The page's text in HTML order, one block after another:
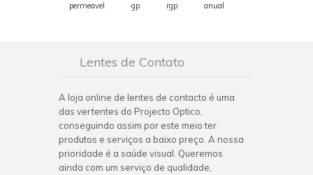
permeavel gp rgp anual
Lentes de Contato
A loja online de lentes de contacto é uma
das vertentes do Projecto Optico,
conseguindo assim por este meio ter
produtos e serviços a baixo preço. A nossa
prioridade é a saúde visual. Queremos
ainda com um serviço de qualidade,